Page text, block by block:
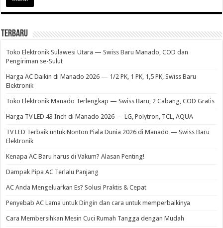
Terbaru
Toko Elektronik Sulawesi Utara — Swiss Baru Manado, COD dan
Pengiriman se-Sulut
Harga AC Daikin di Manado 2026 — 1/2 PK, 1 PK, 1,5 PK, Swiss Baru
Elektronik
Toko Elektronik Manado Terlengkap — Swiss Baru, 2 Cabang, COD Gratis
Harga TV LED 43 Inch di Manado 2026 — LG, Polytron, TCL, AQUA
TV LED Terbaik untuk Nonton Piala Dunia 2026 di Manado — Swiss Baru
Elektronik
Kenapa AC Baru harus di Vakum? Alasan Penting!
Dampak Pipa AC Terlalu Panjang
AC Anda Mengeluarkan Es? Solusi Praktis & Cepat
Penyebab AC Lama untuk Dingin dan cara untuk memperbaikinya
Cara Membersihkan Mesin Cuci Rumah Tangga dengan Mudah